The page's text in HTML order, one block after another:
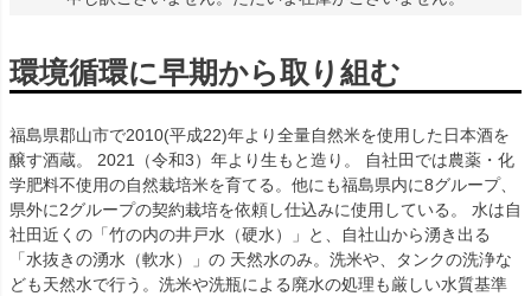
環境循環に早期から取り組む
福島県郡山市で2010(平成22)年より全量自然米を使用した日本酒を
醸す酒蔵。 2021（令和3）年より生もと造り。 自社田では農薬・化
学肥料不使用の自然栽培米を育てる。他にも福島県内に8グループ、
県外に2グループの契約栽培を依頼し仕込みに使用している。 水は自
社田近くの「竹の内の井戸水（硬水）」と、自社山から湧き出る
「水抜きの湧水（軟水）」の 天然水のみ。洗米や、タンクの洗浄な
ども天然水で行う。洗米や洗瓶による廃水の処理も厳しい水質基準